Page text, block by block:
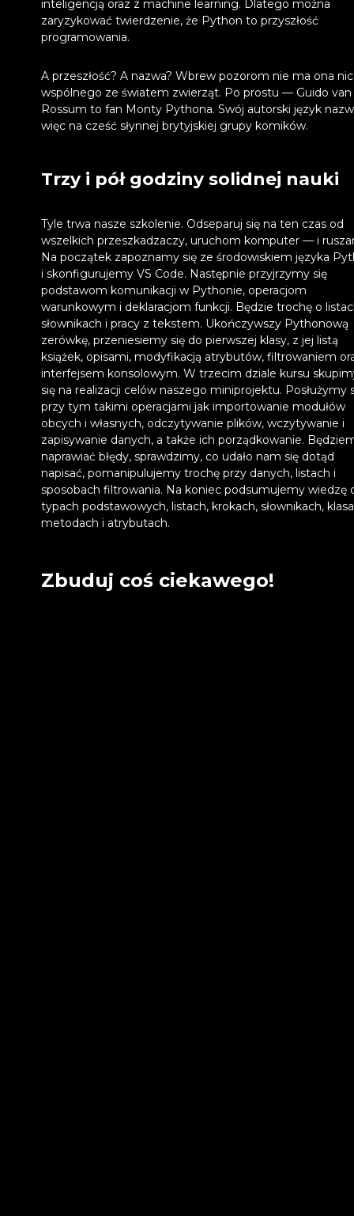
inteligencją oraz z machine learning. Dlatego można
zaryzykować twierdzenie, że Python to przyszłość
programowania.
A przeszłość? A nazwa? Wbrew pozorom nie ma ona nic
wspólnego ze światem zwierząt. Po prostu — Guido van
Rossum to fan Monty Pythona. Swój autorski język
więc na cześć słynnej brytyjskiej grupy komików.
Trzy i pół godziny solidnej nauki
Tyle trwa nasze szkolenie. Odseparuj się na ten czas od
wszelkich przeszkadzaczy, uruchom komputer — i
Na początek zapoznamy się ze środowiskiem języka
i skonfigurujemy VS Code. Następnie przyjrzymy się
podstawom komunikacji w Pythonie, operacjom
warunkowym i deklaracjom funkcji. Będzie trochę o
słownikach i pracy z tekstem. Ukończywszy Pythonową
zerówkę, przeniesiemy się do pierwszej klasy, z jej listą
książek, opisami, modyfikacją atrybutów, filtrowaniem
interfejsem konsolowym. W trzecim dziale kursu
się na realizacji celów naszego miniprojektu. Posłużymy
przy tym takimi operacjami jak importowanie modułów
obcych i własnych, odczytywanie plików, wczytywanie i
zapisywanie danych, a także ich porządkowanie.
naprawiać błędy, sprawdzimy, co udało nam się dotąd
napisać, pomanipulujemy trochę przy danych, listach i
sposobach filtrowania. Na koniec podsumujemy wiedzę
typach podstawowych, listach, krokach, słownikach,
metodach i atrybutach.
Zbuduj coś ciekawego!